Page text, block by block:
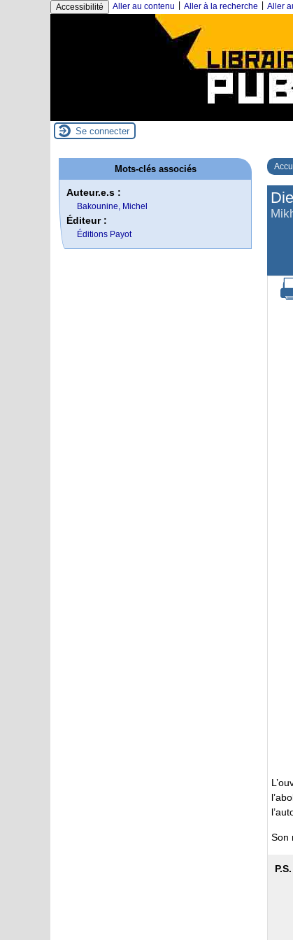
Accessibilité Aller au contenu Aller à la recherche Aller
Se connecter
Son
Mots-clés associés
Auteur.e.s :
Bakounine, Michel
Éditeur :
Éditions Payot